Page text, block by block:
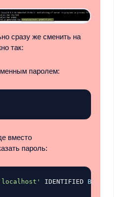
сразу же сменить на
так:
паролем:
вместо
пароль:
IDENTIFIED BY
Копировать